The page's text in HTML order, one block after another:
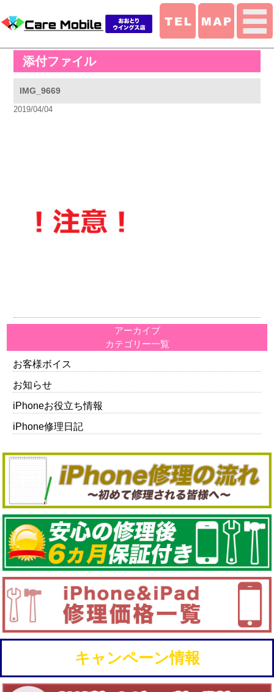
添付ファイル
IMG_9669
2019/04/04
アーカイブ
カテゴリー一覧
お客様ボイス
お知らせ
iPhoneお役立ち情報
iPhone修理日記
キャンペーン情報